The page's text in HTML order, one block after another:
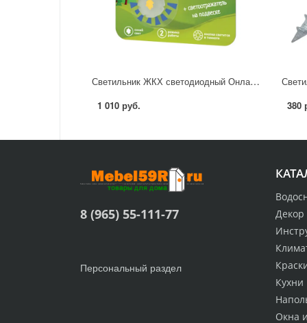
Светильник ЖКХ светодиодный Онлайт «OBL» 20 Вт 6500 К IP65 с датчиком движения круг цвет белый
1 010 руб. 380
Декор
Кухни
Окна
8 (965) 55-111-77
Персональный раздел